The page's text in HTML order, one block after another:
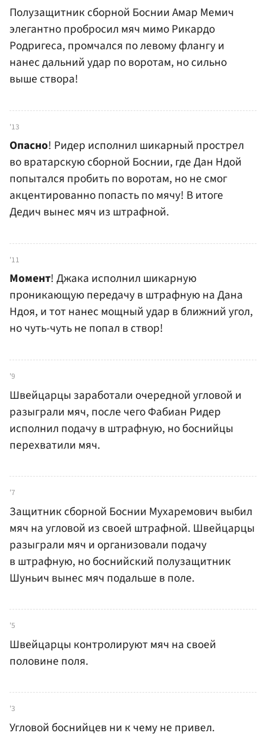
Полузащитник сборной Боснии Амар Мемич
элегантно пробросил мяч мимо Рикардо
Родригеса, промчался по левому флангу и
нанес дальний удар по воротам, но сильно
выше створа!
'13
Опасно! Ридер исполнил шикарный прострел
во вратарскую сборной Боснии, где Дан Ндой
попытался пробить по воротам, но не смог
акцентированно попасть по мячу! В итоге
Дедич вынес мяч из штрафной.
'11
Момент! Джака исполнил шикарную
проникающую передачу в штрафную на Дана
Ндоя, и тот нанес мощный удар в ближний угол,
но чуть-чуть не попал в створ!
'9
Швейцарцы заработали очередной угловой и
разыграли мяч, после чего Фабиан Ридер
исполнил подачу в штрафную, но боснийцы
перехватили мяч.
'7
Защитник сборной Боснии Мухаремович выбил
мяч на угловой из своей штрафной. Швейцарцы
разыграли мяч и организовали подачу
в штрафную, но боснийский полузащитник
Шуньич вынес мяч подальше в поле.
'5
Швейцарцы контролируют мяч на своей
половине поля.
'3
Угловой боснийцев ни к чему не привел.